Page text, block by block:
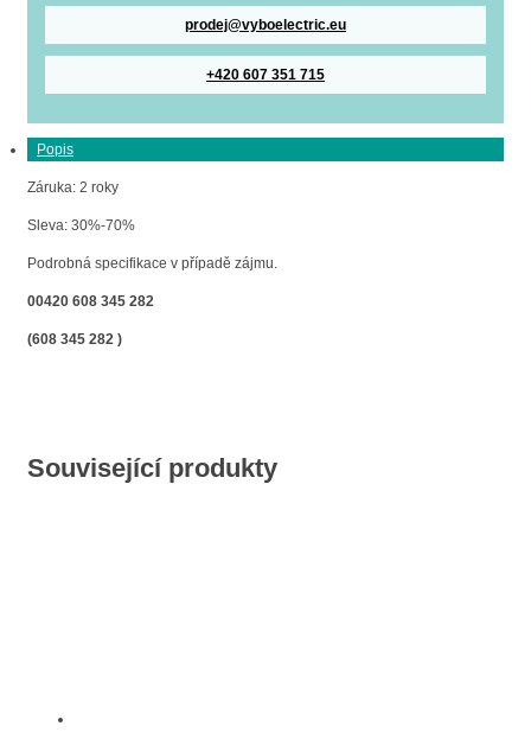
prodej@vyboelectric.eu
+420 607 351 715
Popis
Záruka: 2 roky
Sleva: 30%-70%
Podrobná specifikace v případě zájmu.
00420 608 345 282
(608 345 282 )
Související produkty